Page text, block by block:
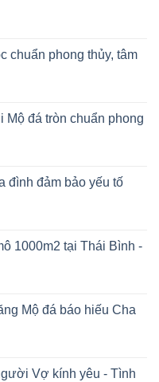
chuẩn phong thủy, tâm
Mộ đá tròn chuẩn phong
đình đảm bảo yếu tố
1000m2 tại Thái Bình -
Mộ đá báo hiếu Cha
Vợ kính yêu - Tình